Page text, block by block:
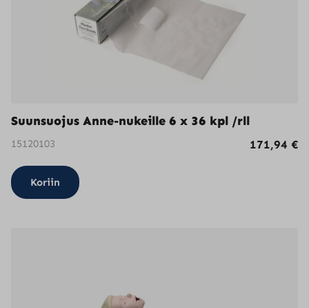
Suunsuojus Anne-nukeille 6 x 36 kpl /rll
15120103 171,94 €
Koriin